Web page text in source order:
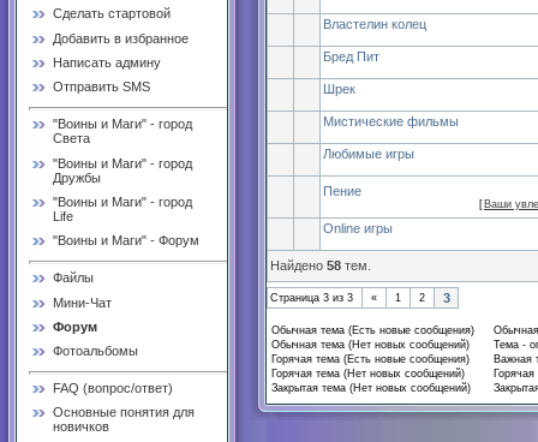
Сделать стартовой
Добавить в избранное
Написать админу
Отправить SMS
"Воины и Маги" - город
Света
"Воины и Маги" - город
Дружбы
"Воины и Маги" - город
Life
"Воины и Маги" - Форум
Файлы
Мини-Чат
Форум
Фотоальбомы
FAQ (вопрос/ответ)
Основные понятия для
новичков
Властелин колец
Бред Пит
Шрек
Мистические фильмы
Любимые игры
Пение
[ Ваши
Online игры
Найдено 58 тем.
Страница 3 из 3 « 1 2 3
Обычная тема (Есть новые сообщения)
Обычная тема (Нет новых сообщений)
Тема -
Горячая тема (Есть новые сообщения)
Важная
Горячая тема (Нет новых сообщений)
Горячая
Закрытая тема (Нет новых сообщений)